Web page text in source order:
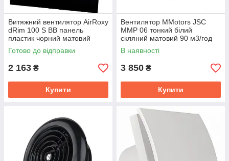
Витяжний вентилятор AirRoxy
dRim 100 S BB панель
пластик чорний матовий
93м³/год 11Вт
Готово до відправки
2 163 ₴
Купити
Вентилятор MMotors JSC
MMP 06 тонкий білий
скляний матовий 90 м3/год
В наявності
3 850 ₴
Купити